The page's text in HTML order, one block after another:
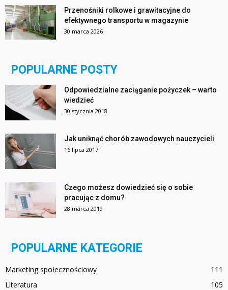
Przenośniki rolkowe i grawitacyjne do
efektywnego transportu w magazynie
30 marca 2026
POPULARNE POSTY
Odpowiedzialne zaciąganie pożyczek – warto
wiedzieć
30 stycznia 2018
Jak uniknąć chorób zawodowych nauczycieli
16 lipca 2017
Czego możesz dowiedzieć się o sobie
pracując z domu?
28 marca 2019
POPULARNE KATEGORIE
Marketing społecznościowy
111
Literatura
105